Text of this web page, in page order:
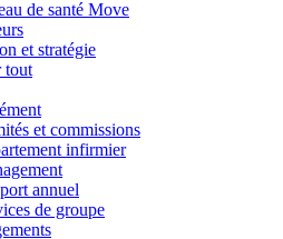
de santé Move
et stratégie
tout
et commissions
infirmier
annuel
de groupe